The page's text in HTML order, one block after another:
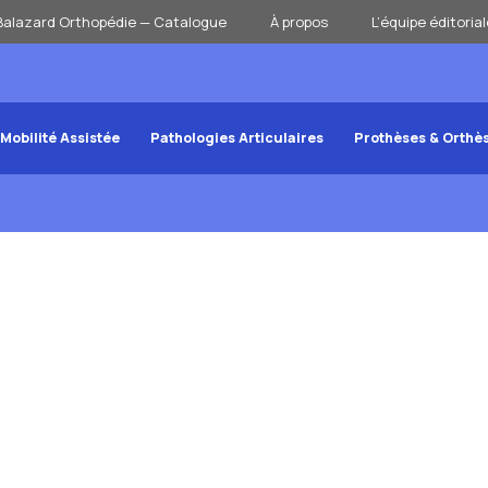
Orthopédie — Catalogue À propos L’équipe
Mobilité Assistée Pathologies Articulaires Prothèses &